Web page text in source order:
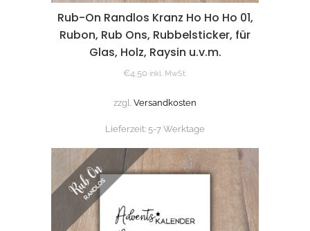
Rub-On Randlos Kranz Ho Ho Ho 01,
Rubon, Rub Ons, Rubbelsticker, für
Glas, Holz, Raysin u.v.m.
€4,50 inkl. MwSt.
zzgl. Versandkosten
Lieferzeit: 5-7 Werktage